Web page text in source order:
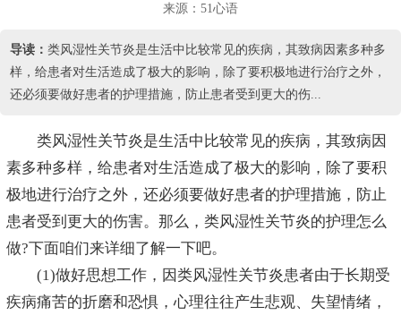
来源：51心语
导读： 类风湿性关节炎是生活中比较常见的疾病，其致病因素多种多
样，给患者对生活造成了极大的影响，除了要积极地进行治疗之外，
还必须要做好患者的护理措施，防止患者受到更大的伤...
类风湿性关节炎是生活中比较常见的疾病，其致病因
素多种多样，给患者对生活造成了极大的影响，除了要积
极地进行治疗之外，还必须要做好患者的护理措施，防止
患者受到更大的伤害。那么，类风湿性关节炎的护理怎么
做?下面咱们来详细了解一下吧。
(1)做好思想工作，因类风湿性关节炎患者由于长期受
疾病痛苦的折磨和恐惧，心理往往产生悲观、失望情绪，